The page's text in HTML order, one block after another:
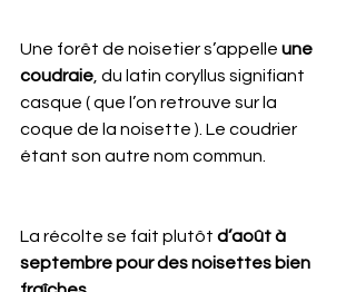
Une forêt de noisetier s’appelle une
coudraie , du latin coryllus signifiant
casque ( que l’on retrouve sur la
coque de la noisette ). Le coudrier
étant son autre nom commun.
La récolte se fait plutôt d’août à
septembre pour des noisettes bien